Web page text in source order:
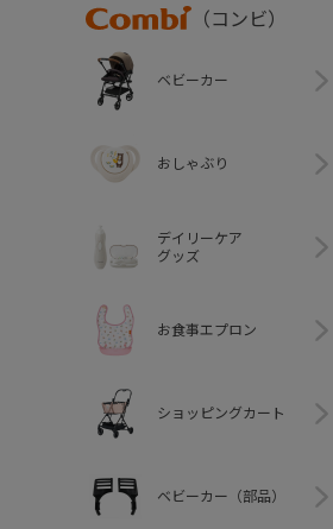
Combi
（コンビ）
ベビーカー
おしゃぶり
デイリーケア
グッズ
お食事エプロン
ショッピングカート
ベビーカー（部品）